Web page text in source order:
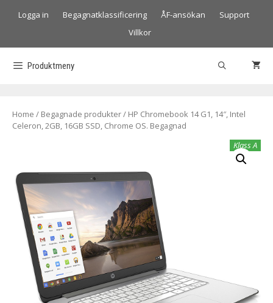
Logga in Begagnatklassificering ÅF-ansökan
Support
Villkor
Produktmeny
Home / Begagnade produkter/ HP Chromebook 14 G1, 14″, Intel
Celeron, 2GB, 16GB SSD, Chrome OS. Begagnad
Klass A